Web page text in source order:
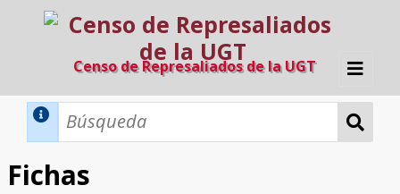
Censo de Represaliados de la UGT
Inicio
Fichas